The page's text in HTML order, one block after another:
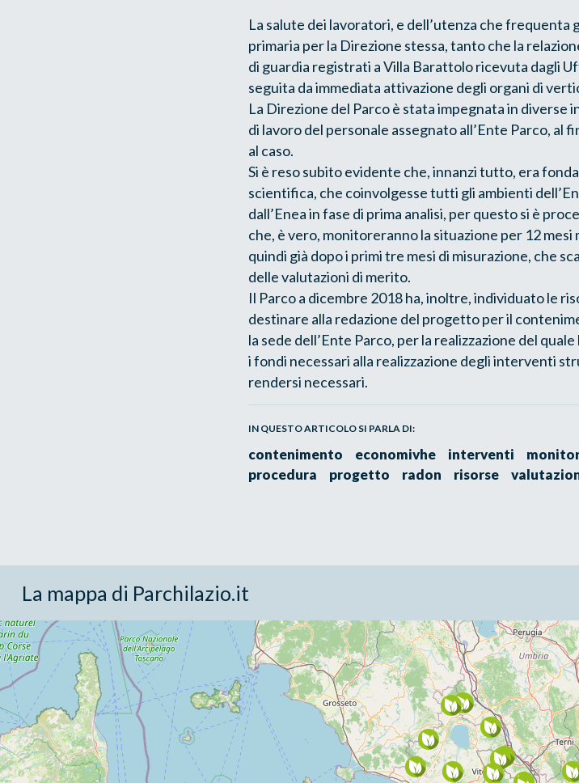
La salute dei lavoratori, e dell’utenza che frequenta
primaria per la Direzione stessa, tanto che la
di guardia registrati a Villa Barattolo ricevuta dagli
seguita da immediata attivazione degli organi di
La Direzione del Parco è stata impegnata in diverse
di lavoro del personale assegnato all’Ente Parco, al
al caso.
Si è reso subito evidente che, innanzi tutto, era
scientifica, che coinvolgesse tutti gli ambienti
dall’Enea in fase di prima analisi, per questo si è
che, è vero, monitoreranno la situazione per 12
quindi già dopo i primi tre mesi di misurazione, che
delle valutazioni di merito.
Il Parco a dicembre 2018 ha, inoltre, individuato le
destinare alla redazione del progetto per il
la sede dell’Ente Parco, per la realizzazione del
i fondi necessari alla realizzazione degli interventi
rendersi necessari.
IN QUESTO ARTICOLO SI PARLA DI:
contenimento economivhe interventi
procedura
progetto radon risorse
La mappa di Parchilazio.it